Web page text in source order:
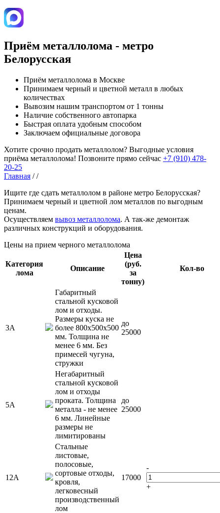
Приём металлолома - метро
Белорусская
Приём металлолома в Москве
Принимаем черный и цветной металл в любых
количествах
Вывозим нашим транспортом от 1 тонны
Наличие собственного автопарка
Быстрая оплата удобным способом
Заключаем официальные договора
Хотите срочно продать металлолом? Выгодные условия
приёма металлолома! Позвоните прямо сейчас +7 (910) 478-
20-25
Главная / /
Ищите где сдать металлолом в районе метро Белорусская?
Принимаем черный и цветной лом металлов по выгодным
ценам.
Осуществляем вывоз металлолома. А так-же демонтаж
различных конструкций и оборудования.
Цены на прием черного металлолома
Категория
лома
Описание
Цена
(руб.
за
тонну)
Кол-во
3А
Габаритный
стальной кусковой
лом и отходы.
Размеры куска не
более 800х500х500
мм. Толщина не
менее 6 мм. Без
примесей чугуна,
стружки
до
25000
5А
Негабаритный
стальной кусковой
лом и отходы
проката. Толщина
металла - не менее
6 мм. Линейные
размеры не
лимитированы
до
25000
12А
Стальные
листовые,
полосовые,
сортовые отходы,
кровля,
легковесный
производственный
лом
17000
-
+